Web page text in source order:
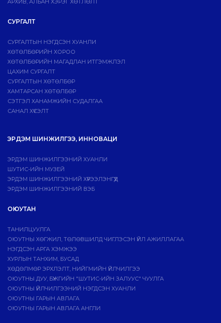
АРХИВ, АЛБАН ХЭРЭГ ХӨТЛӨЛТ
СУРГАЛТ
СУРГАЛТЫН НЭГДСЭН ХУАНЛИ
ХӨТӨЛБӨРИЙН ХОРОО
ХӨТӨЛБӨРИЙН МАГАДЛАН ИТГЭМЖЛЭЛ
ЦАХИМ СУРГАЛТ
СУРГАЛТЫН ХӨТӨЛБӨР
ХАМТАРСАН ХӨТӨЛБӨР
СЭТГЭЛ ХАНАМЖИЙН СУДАЛГАА
САНАЛ ХҮСЭЛТ
ЭРДЭМ ШИНЖИЛГЭЭ, ИННОВАЦИ
ЭРДЭМ ШИНЖИЛГЭЭНИЙ ХУАНЛИ
ШУТИС-ИЙН МУЗЕЙ
ЭРДЭМ ШИНЖИЛГЭЭНИЙ ХҮРЭЭЛЭНГҮҮД
ЭРДЭМ ШИНЖИЛГЭЭНИЙ ВЭБ
ОЮУТАН
ТАНИЛЦУУЛГА
ОЮУТНЫ ХӨГЖИЛ, ТӨЛӨВШИЛД ЧИГЛЭСЭН ҮЙЛ АЖИЛЛАГАА
НЭГДСЭН АРГА ХЭМЖЭЭ
ХУРЛЫН ТАНХИМ, БУСАД
ХӨДӨЛМӨР ЭРХЛЭЛТ, НИЙГМИЙН ҮЙЛЧИЛГЭЭ
ОЮУТНЫ ДУУ, БҮЖГИЙН "ШУТИС-ИЙН ЗАЛУУС" ЧУУЛГА
ОЮУТНЫ ҮЙЛЧИЛГЭЭНИЙ НЭГДСЭН ХУАНЛИ
ОЮУТНЫ ГАРЫН АВЛАГА
ОЮУТНЫ ГАРЫН АВЛАГА АНГЛИ